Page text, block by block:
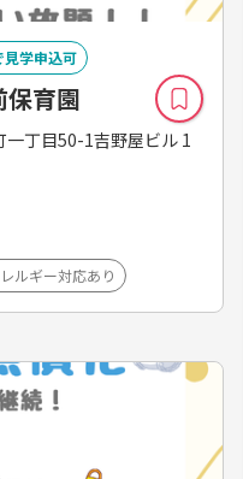
学申込可
保育園
丁目50-1吉野屋ビル 1
ルギー対応あり